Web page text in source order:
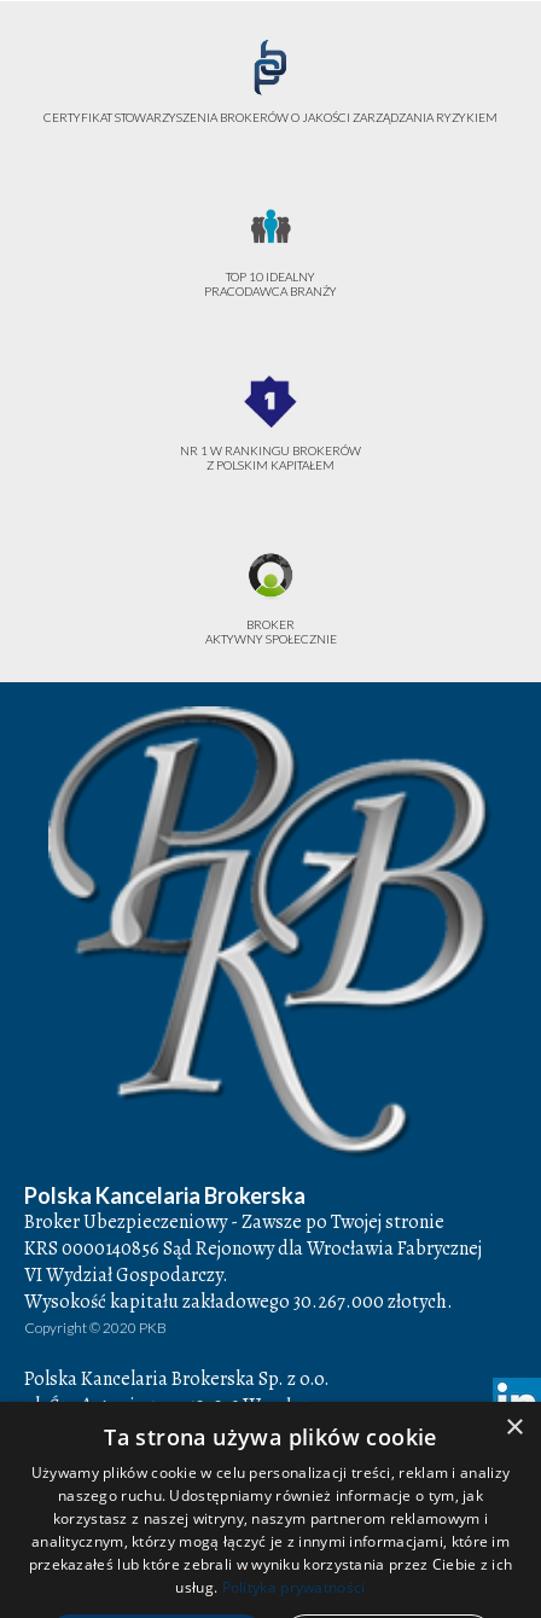
CERTYFIKAT STOWARZYSZENIA BROKERÓW O JAKOŚCI ZARZĄDZANIA RYZYKIEM
TOP 10 IDEALNY
PRACODAWCA BRANŻY
NR 1 W RANKINGU BROKERÓW
Z POLSKIM KAPITAŁEM
BROKER
AKTYWNY SPOŁECZNIE
Polska Kancelaria Brokerska
Broker Ubezpieczeniowy - Zawsze po Twojej stronie
KRS 0000140856 Sąd Rejonowy dla Wrocławia Fabrycznej
VI Wydział Gospodarczy.
Wysokość kapitału zakładowego 30.267.000 złotych.
Copyright © 2020 PKB
Polska Kancelaria Brokerska Sp. z o.o.
ul. Św. Antoniego 7,50-073Wrocław
Godziny otwarcia: 8.00-16.00
REGON 932849082
+48 71 350 14 42
+48 71 350 14 43
biuro@pkbroker.pl
śledź nas na facebooku
×
Ta strona używa plików cookie
Używamy plików cookie w celu personalizacji treści, reklam i analizy
naszego ruchu. Udostępniamy również informacje o tym, jak
korzystasz z naszej witryny, naszym partnerom reklamowym i
analitycznym, którzy mogą łączyć je z innymi informacjami, które im
przekazałeś lub które zebrali w wyniku korzystania przez Ciebie z ich
usług. Polityka prywatności